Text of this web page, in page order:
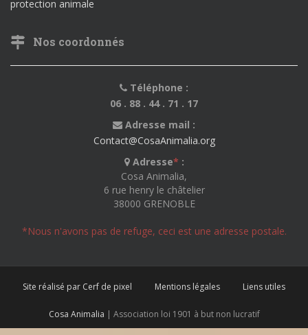
protection animale
Nos coordonnés
Téléphone :
06 . 88 . 44 . 71 . 17
Adresse mail :
Contact@CosaAnimalia.org
Adresse* :
Cosa Animalia,
6 rue henry le châtelier
38000 GRENOBLE
*Nous n'avons pas de refuge, ceci est une adresse postale.
Site réalisé par Cerf de pixel Mentions légales Liens utiles
Cosa Animalia | Association loi 1901 à but non lucratif